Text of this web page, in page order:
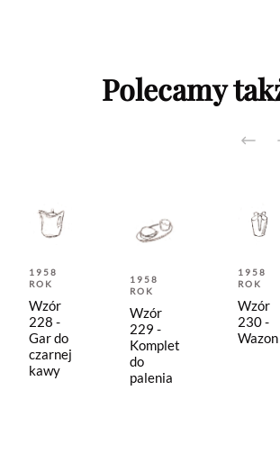
Polecamy
1958
ROK
Wzór
228 -
Gar do
czarnej
kawy
1958
ROK
Wzór
229 -
Komplet
do
palenia
1958
ROK
Wzór
230 -
Wazon